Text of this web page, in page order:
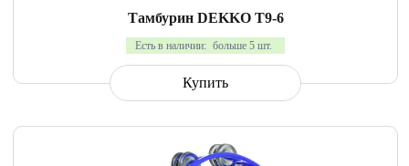
Тамбурин DEKKO T9-6
Есть в наличии: больше 5 шт.
Купить